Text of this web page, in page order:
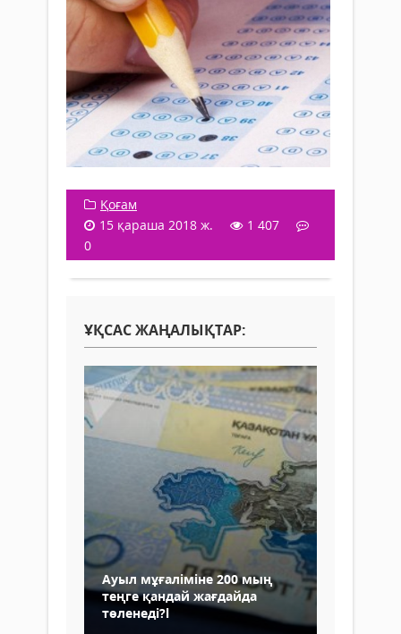
Қоғам
15 қараша 2018 ж.
1 407
0
ҰҚСАС ЖАҢАЛЫҚТАР:
Ауыл мұғаліміне 200 мың
теңге қандай жағдайда
төленеді?l